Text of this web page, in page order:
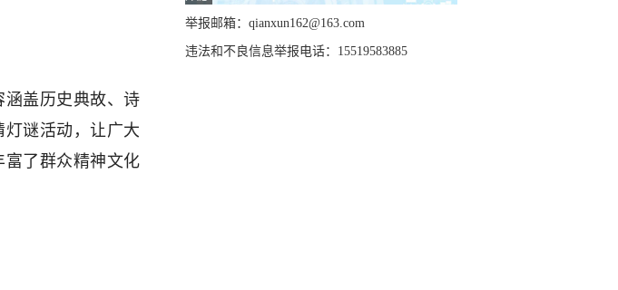
涵盖历史典故、诗
谜活动，让广大
富了群众精神文化
举报邮箱：qianxun162@163.com
违法和不良信息举报电话：15519583885